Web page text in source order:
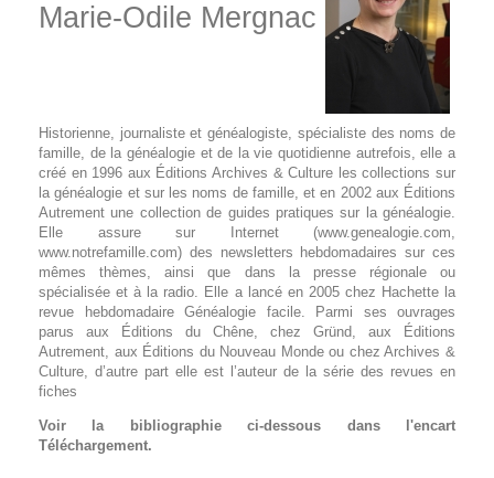
Marie-Odile Mergnac
Historienne, journaliste et généalogiste, spécialiste des noms de
famille, de la généalogie et de la vie quotidienne autrefois, elle a
créé en 1996 aux Éditions Archives & Culture les collections sur
la généalogie et sur les noms de famille, et en 2002 aux Éditions
Autrement une collection de guides pratiques sur la généalogie.
Elle assure sur Internet (www.genealogie.com,
www.notrefamille.com) des newsletters hebdomadaires sur ces
mêmes thèmes, ainsi que dans la presse régionale ou
spécialisée et à la radio. Elle a lancé en 2005 chez Hachette la
revue hebdomadaire Généalogie facile. Parmi ses ouvrages
parus aux Éditions du Chêne, chez Gründ, aux Éditions
Autrement, aux Éditions du Nouveau Monde ou chez Archives &
Culture, d’autre part elle est l’auteur de la série des revues en
fiches
Voir la bibliographie ci-dessous dans l'encart
Téléchargement.